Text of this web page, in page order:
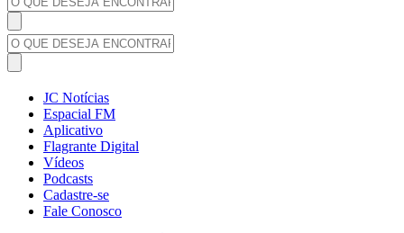
JC Notícias
Espacial FM
Aplicativo
Flagrante Digital
Vídeos
Podcasts
Cadastre-se
Fale Conosco